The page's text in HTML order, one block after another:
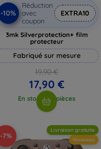
-10%
Réduction
avec
coupon
EXTRA10
3mk Silverprotection+ film
protecteur
Fabriqué sur mesure
19,90 €
17,90 €
En stock > 5 pièces
-7%
Livraison gratuite
Nouveau